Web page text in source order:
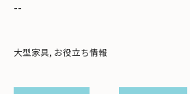
--
大型家具 お役立ち情報